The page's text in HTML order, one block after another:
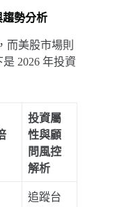
趨勢分析
而美股市場則
2026 年投資
投資屬
性與顧
問風控
解析
追蹤台